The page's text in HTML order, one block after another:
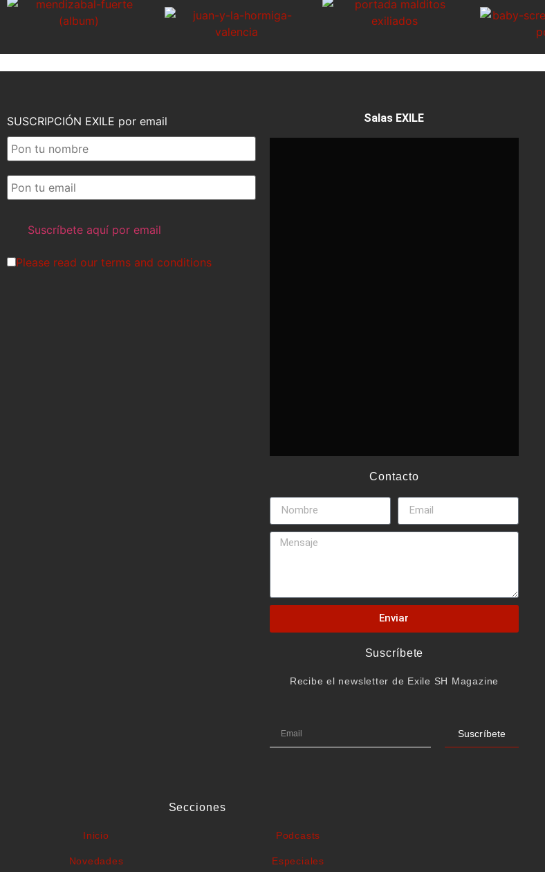
SUSCRIPCIÓN EXILE por email
Please read our terms and conditions
Salas EXILE
Contacto
Enviar
Suscríbete
Recibe el newsletter de Exile SH Magazine
Suscríbete
Secciones
Inicio
Novedades
Podcasts
Especiales